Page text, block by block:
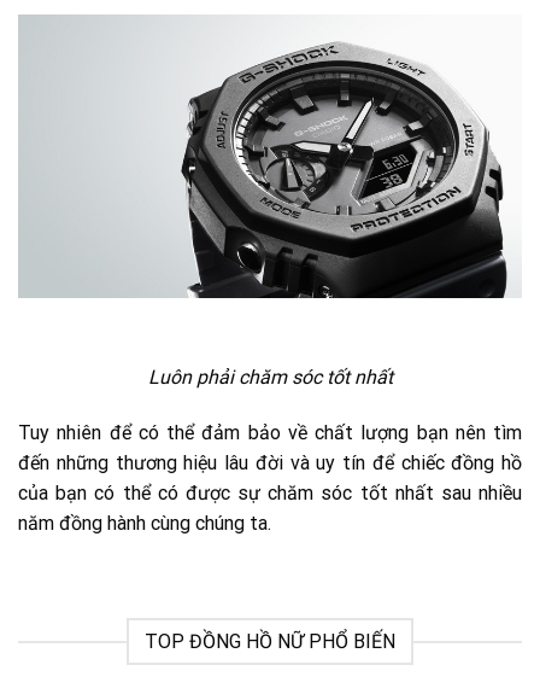
Luôn phải chăm sóc tốt nhất
Tuy nhiên để có thể đảm bảo về chất lượng bạn nên tìm
đến những thương hiệu lâu đời và uy tín để chiếc đồng hồ
của bạn có thể có được sự chăm sóc tốt nhất sau nhiều
năm đồng hành cùng chúng ta.
TOP ĐỒNG HỒ NỮ PHỔ BIẾN